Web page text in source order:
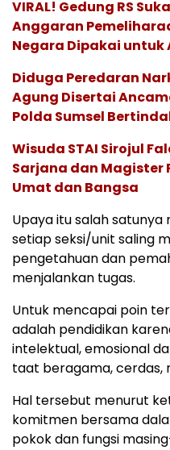
VIRAL! Gedung RS
Anggaran
Negara Dipakai untuk
Diduga Peredaran
Agung Disertai
Polda Sumsel
Wisuda STAI Sirojul
Sarjana dan Magister
Umat dan Bangsa
Upaya itu salah satunya
setiap seksi/unit saling
pengetahuan dan
menjalankan tugas.
Untuk mencapai poin
adalah pendidikan
intelektual, emosional
taat beragama, cerdas,
Hal tersebut menurut
komitmen bersama
pokok dan fungsi